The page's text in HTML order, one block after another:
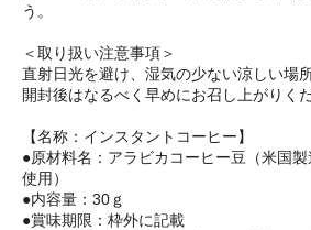
う。
＜取り扱い注意事項＞
直射日光を避け、湿気の少ない涼しい場
開封後はなるべく早めにお召し上がりくだ
【名称：インスタントコーヒー】
●原材料名：アラビカコーヒー豆（米
使用）
●内容量：30ｇ
●賞味期限：枠外に記載